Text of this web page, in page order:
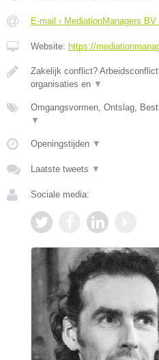
E-mail › MediationManagers
Website: https://
Zakelijk conflict?
organisaties en ▼
Omgangsvormen, Ontslag,
▼
Openingstijden ▼
Laatste tweets ▼
Sociale media: